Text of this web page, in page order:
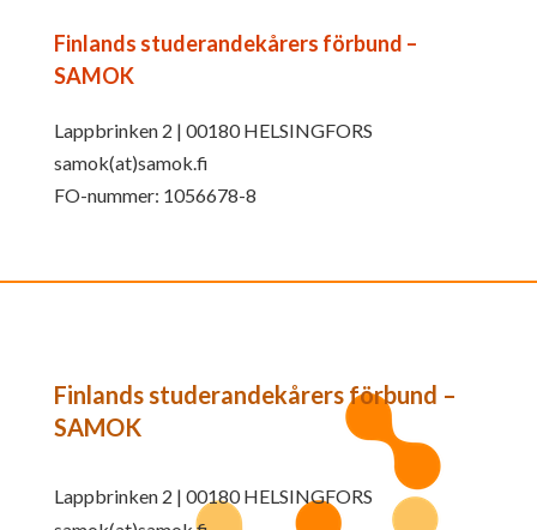
Finlands studerandekårers förbund –
SAMOK
Lappbrinken 2 | 00180 HELSINGFORS
samok(at)samok.fi
FO-nummer: 1056678-8
Finlands studerandekårers förbund –
SAMOK
Lappbrinken 2 | 00180 HELSINGFORS